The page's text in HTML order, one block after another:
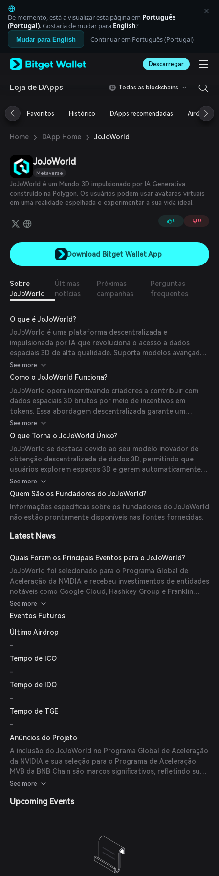
English
日本語
Tiếng Việt
Русский
Español (Latinoamérica)
Italiano
Deutsch
繁體中文
Português (Portugal)
ภาษาไทย
العربية
हिन्दी
Español
Português (Brasil)
Español (Argentina)
De momento, está a visualizar esta página em Português
(Portugal). Gostaria de mudar para English?
Mudar para English Continuar em Português (Portugal)
Descarregar
Loja de DApps Todas as blockchains
Favoritos Histórico DApps recomendadas Airdrop
Home › DApp Home › JoJoWorld
JoJoWorld
Metaverse
JoJoWorld é um Mundo 3D impulsionado por IA Generativa,
construído na Polygon. Os usuários podem usar avatares virtuais
em uma realidade espelhada e experimentar a sua vida ideal.
0 0
Download Bitget Wallet App
Sobre
JoJoWorld
Últimas
notícias
Próximas
campanhas
Perguntas
frequentes
O que é JoJoWorld?
JoJoWorld é uma plataforma descentralizada e
impulsionada por IA que revoluciona o acesso a dados
espaciais 3D de alta qualidade. Suporta modelos avançados
de IA como geração de Texto para 3D e possibilita
aplicações em robótica incorporada. A plataforma incentiva
tokens, promovendo um conjunto diversificado de dados
crucial para o desenvolvimento da IA.
See more
Como o JoJoWorld Funciona?
JoJoWorld opera incentivando criadores a contribuir com
dados espaciais 3D brutos por meio de incentivos em
tokens. Essa abordagem descentralizada garante um
conjunto de dados rico e variado, essencial para o
treinamento de modelos sofisticados de IA. A integração da
plataforma no ecossistema WorldCoin oferece cenários de
aplicação para usuários de Renda Básica Universal (UBI).
See more
O que Torna o JoJoWorld Único?
JoJoWorld se destaca devido ao seu modelo inovador de
obtenção descentralizada de dados 3D, permitindo que
usuários explorem espaços 3D e gerem automaticamente
cenas e enredos por meio da tecnologia texto-para-3D.
Parcerias com grandes empresas de tecnologia e inclusão
ainda mais sua singularidade.
See more
Quem São os Fundadores do JoJoWorld?
Informações específicas sobre os fundadores do JoJoWorld
não estão prontamente disponíveis nas fontes fornecidas.
Latest News
Quais Foram os Principais Eventos para o JoJoWorld?
JoJoWorld foi selecionado para o Programa Global de
Aceleração da NVIDIA e recebeu investimentos de entidades
notáveis como Google Cloud, Hashkey Group e Franklin
Templeton. Além disso, foi escolhido para o Programa de
Aceleração Most Valuable Builder (MVB) da BNB Chain,
blockchain.
See more
Eventos Futuros
Último Airdrop
-
Tempo de ICO
-
Tempo de IDO
-
Tempo de TGE
-
Anúncios do Projeto
A inclusão do JoJoWorld no Programa Global de Aceleração
da NVIDIA e sua seleção para o Programa de Aceleração
MVB da BNB Chain são marcos significativos, refletindo sua
crescente influência e reconhecimento na indústria.
See more
Upcoming Events